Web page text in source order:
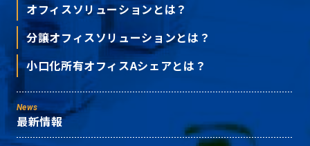
オフィスソリューションとは？
分譲オフィスソリューションとは？
小口化所有オフィスAシェアとは？
News
最新情報